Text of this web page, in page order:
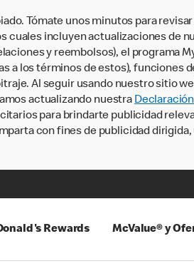
Tómate unos minutos para
cuales incluyen actualizaciones de
y reembolsos), el programa
a los términos de estos), funciones
Al seguir usando nuestro sitio
actualizando nuestra
para brindarte publicidad
con fines de publicidad
Rewards McValue® y